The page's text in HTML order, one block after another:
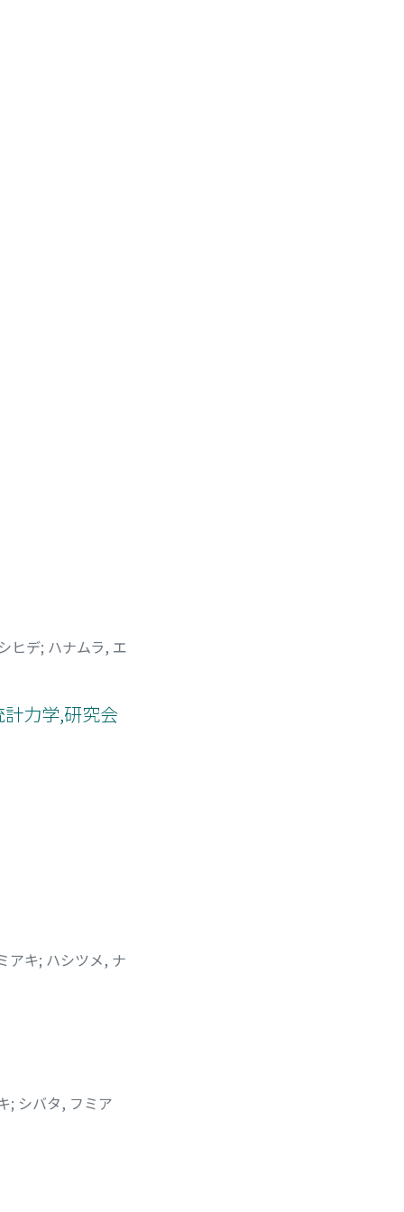
ヒデ; ハナムラ, エ
力学,研究会
アキ; ハシツメ, ナ
; シバタ, フミア